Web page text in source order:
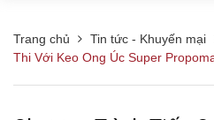
Trang chủ Tin tức - Khuyến mại
Thi Với Keo Ong Úc Super